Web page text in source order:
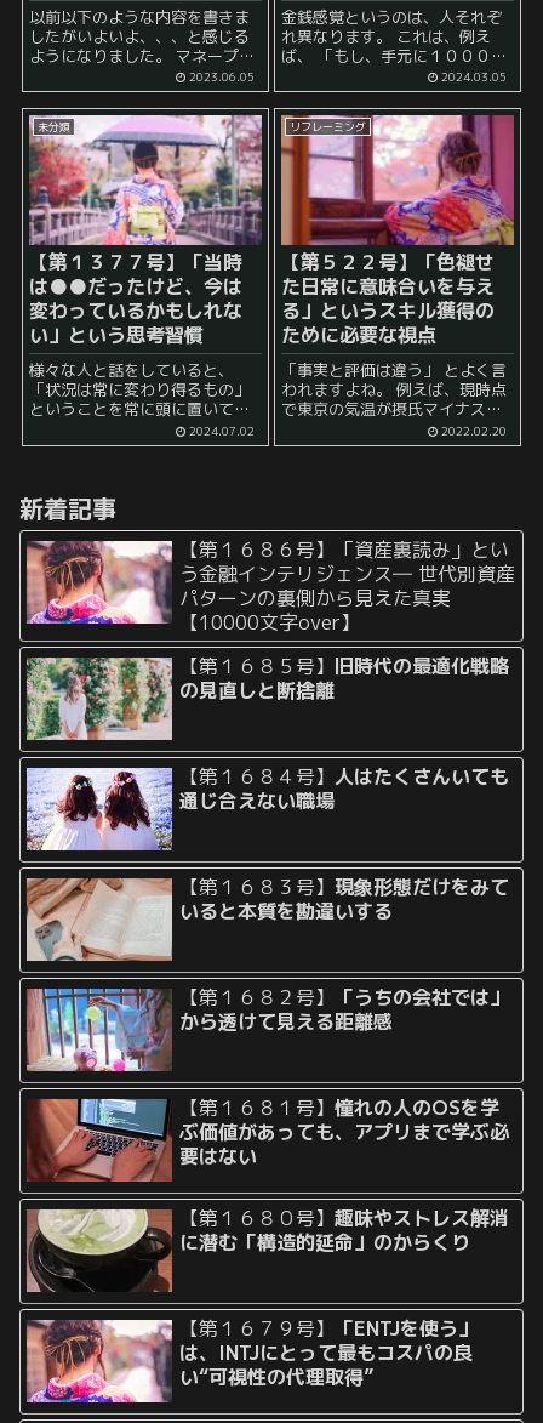
以前以下のような内容を書きま
したがいよいよ、、、と感じる
ようになりました。 マネープラ
ンを立てる際に、将来の経済状
況を考慮することは非常に重要
です。 その中でも、インフレー
ションと増税は特に重要な要素
と...
2023.06.05
金銭感覚というのは、人それぞ
れ異なります。 これは、例え
ば、 「もし、手元に１０００万
円があったらあなたは何に使う
か？」 という問いに対してどの
ように答えるのか、などという
ときに浮き彫りになります。 こ
れに対して、...
2024.03.05
未分類
【第１３７７号】「当時
は●●だったけど、今は
変わっているかもしれな
い」という思考習慣
様々な人と話をしていると、
「状況は常に変わり得るもの」
ということを常に頭に置いてい
っきりと分かれるという印象で
を求められた...
2024.07.02
リフレーミング
【第５２２号】「色褪せ
た日常に意味合いを与え
る」というスキル獲得の
ために必要な視点
「事実と評価は違う」 とよく言
われますよね。 例えば、現時点
で東京の気温が摂氏マイナス
一℃だったとします。 気温が摂
氏マイナス一℃であるというの
2022.02.20
新着記事
【第１６８６号】「資産裏読み」とい
う金融インテリジェンス― 世代別資産
パターンの裏側から見えた真実
【10000文字over】
【第１６８５号】 旧時代の最適化戦略
の見直しと断捨離
【第１６８４号】人はたくさんいても
通じ合えない職場
【第１６８３号】現象形態だけをみて
いると本質を勘違いする
【第１６８２号】
「うちの会社では」
から透けて見える距離感
【第１６８１号】憧れの人のOSを学
ぶ価値があっても、アプリまで学ぶ必
要はない
【第１６８０号】趣味やストレス解消
に潜む「構造的延命」のからくり
【第１６７９号】
「ENTJを使う」
は、INTJにとって最もコスパの良
い“可視性の代理取得”